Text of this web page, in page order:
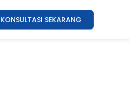
KONSULTASI SEKARANG